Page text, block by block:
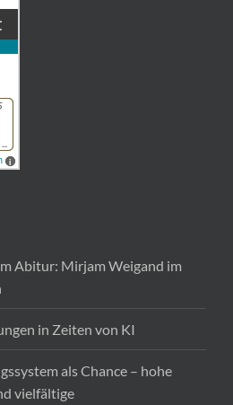
Abitur: Mirjam Weigand im
in Zeiten von KI
als Chance – hohe
vielfältige